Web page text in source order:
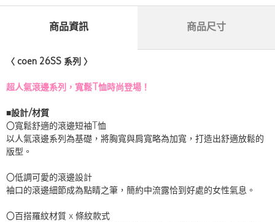
商品資訊 商品尺寸
〈 coen 26SS 系列 〉
超人氣滾邊系列，寬鬆T恤時尚登場！
■設計/材質
〇寬鬆舒適的滾邊短袖T恤
以人氣滾邊系列為基礎，將胸寬與肩寬略為加寬，打造出舒適放鬆的
版型。
〇低調可愛的滾邊設計
袖口的滾邊細節成為點睛之筆，簡約中流露恰到好處的女性氣息。
〇百搭羅紋材質 x 條紋款式